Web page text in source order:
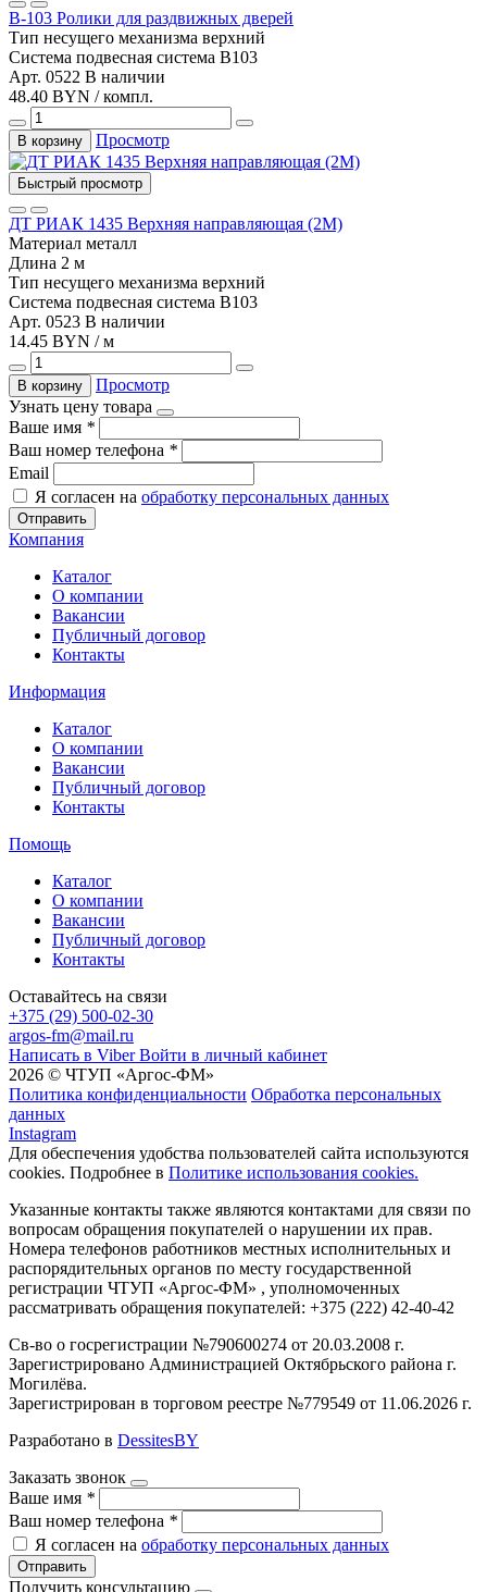
В-103 Ролики для раздвижных дверей
Тип несущего механизма верхний
Система подвесная система B103
Арт. 0522 В наличии
48.40 BYN / компл.
В корзину Просмотр
Быстрый просмотр
ДТ РИАК 1435 Верхняя направляющая (2М)
Материал металл
Длина 2 м
Тип несущего механизма верхний
Система подвесная система B103
Арт. 0523 В наличии
14.45 BYN / м
В корзину
Просмотр
Узнать цену товара
Ваше имя *
Ваш номер телефона *
Email
Я согласен на обработку персональных данных
Отправить
Компания
Каталог
О компании
Вакансии
Публичный договор
Контакты
Информация
Каталог
О компании
Вакансии
Публичный договор
Контакты
Помощь
Каталог
О компании
Вакансии
Публичный договор
Контакты
Оставайтесь на связи
+375 (29) 500-02-30
argos-fm@mail.ru
Написать в Viber Войти в личный кабинет
2026 © ЧТУП «Аргос-ФМ»
Политика конфиденциальности Обработка персональных
данных
Instagram
Для обеспечения удобства пользователей сайта используются
cookies. Подробнее в Политике использования cookies.
Указанные контакты также являются контактами для связи по
вопросам обращения покупателей о нарушении их прав.
Номера телефонов работников местных исполнительных и
распорядительных органов по месту государственной
регистрации ЧТУП «Аргос-ФМ» , уполномоченных
рассматривать обращения покупателей: +375 (222) 42-40-42
Св-во о госрегистрации №790600274 от 20.03.2008 г.
Зарегистрировано Администрацией Октябрьского района г.
Могилёва.
Зарегистрирован в торговом реестре №779549 от 11.06.2026 г.
Разработано в DessitesBY
Заказать звонок
Ваше имя *
Ваш номер телефона *
Я согласен на обработку персональных данных
Отправить
Получить консультацию